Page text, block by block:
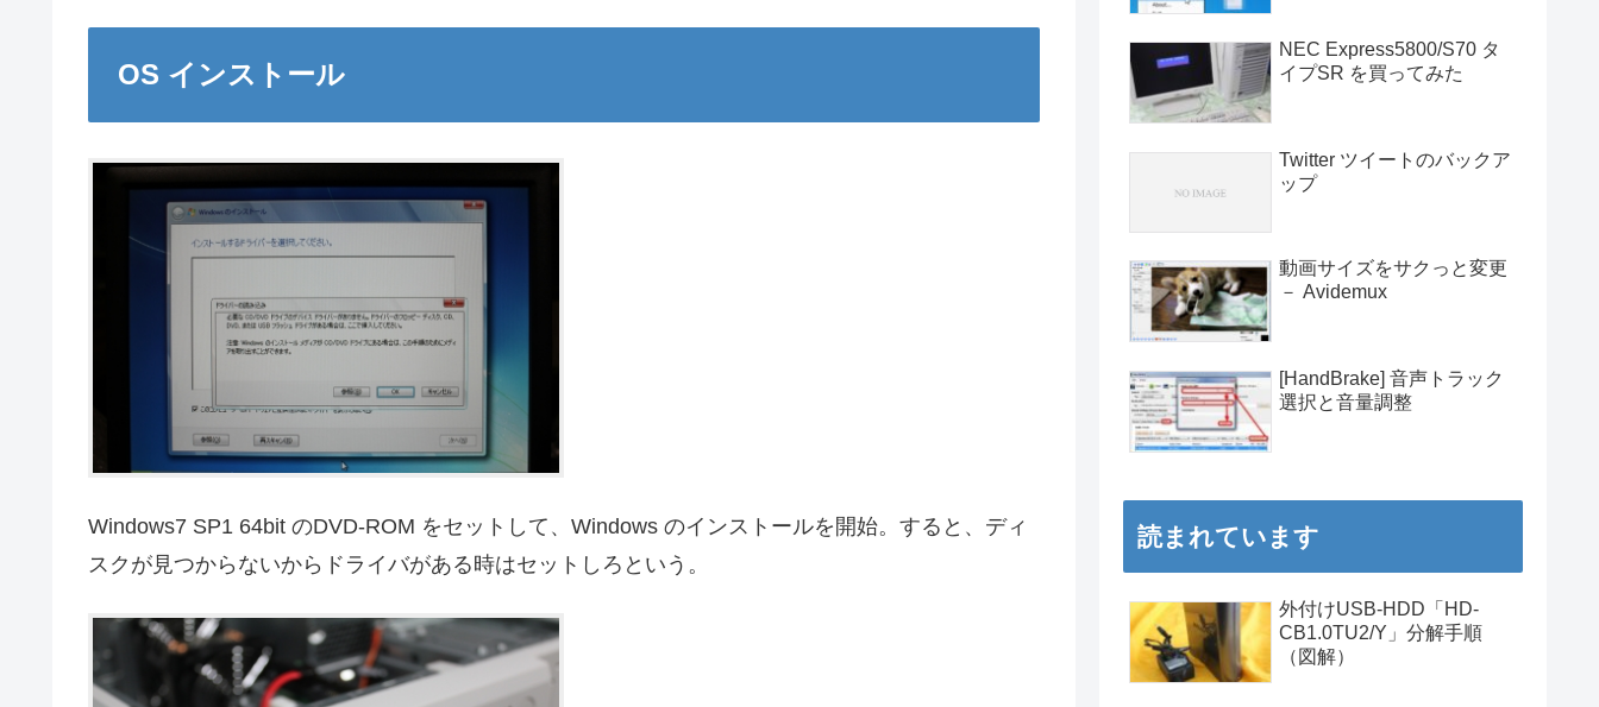
OS インストール
Windows7 SP1 64bit のDVD-ROM をセットして、Windows のインストールを開始。すると、ディ
スクが見つからないからドライバがある時はセットしろという。
NEC Express5800/S70 タ
イプSR を買ってみた
Twitter ツイートのバックア
ップ
動画サイズをサクっと変更
－ Avidemux
[HandBrake] 音声トラック
選択と音量調整
読まれています
外付けUSB-HDD「HD-
CB1.0TU2/Y」分解手順
（図解）